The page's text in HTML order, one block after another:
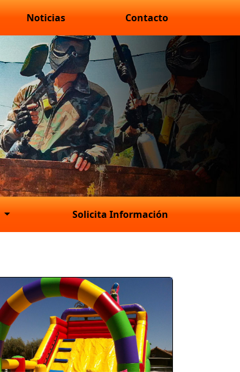
Noticias Contacto
Solicita Información